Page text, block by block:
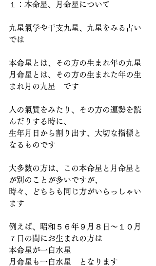
１：本命星、月命星について
九星氣学や干支九星、九星をみる占い
では
本命星とは、その方の生まれ年の九星
月命星とは、その方の生まれた年の生
まれ月の九星　です
人の氣質をみたり、その方の運勢を読
んだりする時に、
生年月日から割り出す、大切な指標と
なるものです
大多数の方は、この本命星と月命星と
が別のことが多いですが、
時々、どちらも同じ方がいらっしゃい
ます
例えば、昭和５６年９月８日～１０月
７日の間にお生まれの方は
本命星が一白水星
月命星も一白水星　となります